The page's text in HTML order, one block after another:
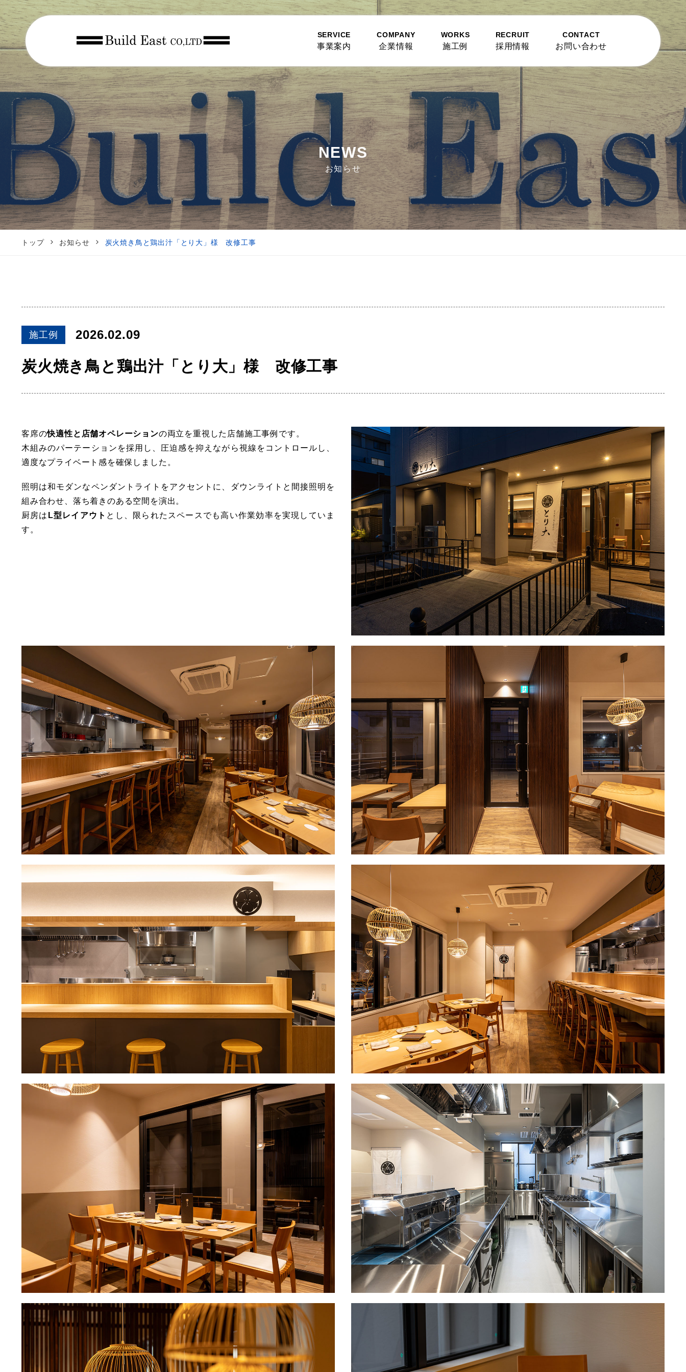
SERVICE
事業案内
COMPANY
企業情報
WORKS
施工例
RECRUIT
採用情報
CONTACT
お問い合わせ
NEWS
お知らせ
トップ お知らせ 炭火焼き鳥と鶏出汁「とり大」様 改修工事
施工例 2026.02.09
炭火焼き鳥と鶏出汁「とり大」様 改修工事
客席の快適性と店舗オペレーションの両立を重視した店舗施工事例です。
木組みのパーテーションを採用し、圧迫感を抑えながら視線をコントロールし、
適度なプライベート感を確保しました。
照明は和モダンなペンダントライトをアクセントに、ダウンライトと間接照明を
組み合わせ、落ち着きのある空間を演出。
厨房は L型レイアウト とし、限られたスペースでも高い作業効率を実現していま
す。